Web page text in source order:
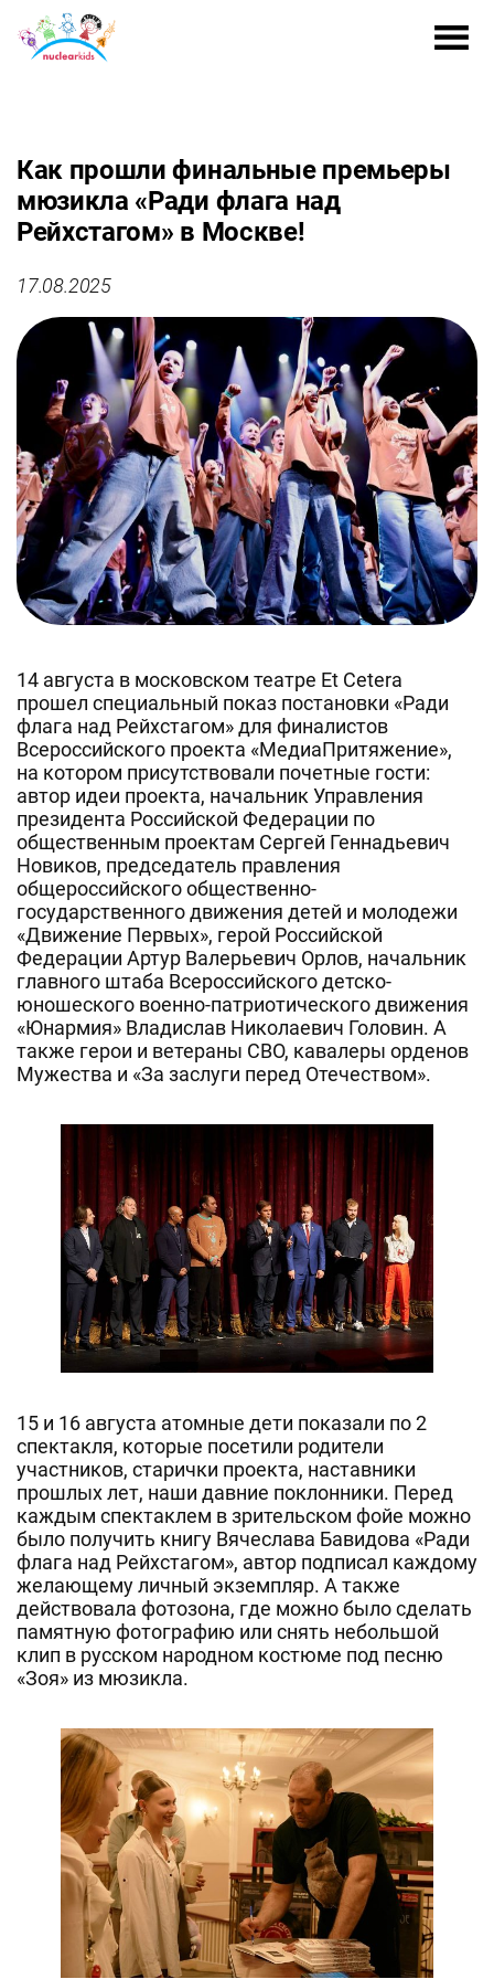
Как прошли финальные премьеры
мюзикла «Ради флага над
Рейхстагом» в Москве!
17.08.2025
14 августа в московском театре Et Cetera
прошел специальный показ постановки «Ради
флага над Рейхстагом» для финалистов
Всероссийского проекта «МедиаПритяжение»,
на котором присутствовали почетные гости:
автор идеи проекта, начальник Управления
президента Российской Федерации по
общественным проектам Сергей Геннадьевич
Новиков, председатель правления
общероссийского общественно-
государственного движения детей и молодежи
«Движение Первых», герой Российской
Федерации Артур Валерьевич Орлов, начальник
главного штаба Всероссийского детско-
юношеского военно-патриотического движения
«Юнармия» Владислав Николаевич Головин. А
также герои и ветераны СВО, кавалеры орденов
Мужества и «За заслуги перед Отечеством».
15 и 16 августа атомные дети показали по 2
спектакля, которые посетили родители
участников, старички проекта, наставники
прошлых лет, наши давние поклонники. Перед
каждым спектаклем в зрительском фойе можно
было получить книгу Вячеслава Бавидова «Ради
флага над Рейхстагом», автор подписал каждому
желающему личный экземпляр. А также
действовала фотозона, где можно было сделать
памятную фотографию или снять небольшой
клип в русском народном костюме под песню
«Зоя» из мюзикла.